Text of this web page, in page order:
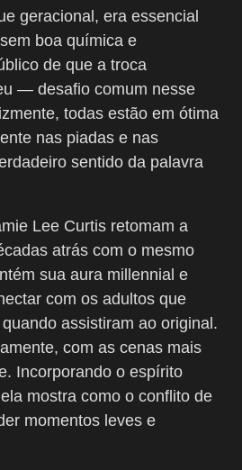
geracional, era essencial
boa química e
de que a troca
— desafio comum nesse
todas estão em ótima
nas piadas e nas
sentido da palavra
Lee Curtis retomam a
atrás com o mesmo
sua aura millennial e
com os adultos que
assistiram ao original.
com as cenas mais
Incorporando o espírito
mostra como o conflito de
momentos leves e